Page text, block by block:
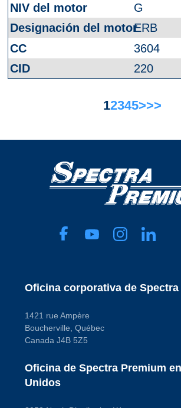
G
ERB
3604
220
12345>>>
Oficina corporativa de Spectra
1421 rue Ampère
Boucherville, Québec
Canada J4B 5Z5
Oficina de Spectra Premium
Unidos